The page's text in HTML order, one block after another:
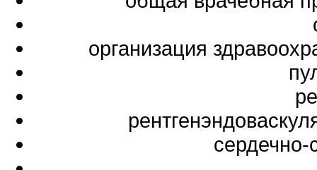
организация
сердечно-